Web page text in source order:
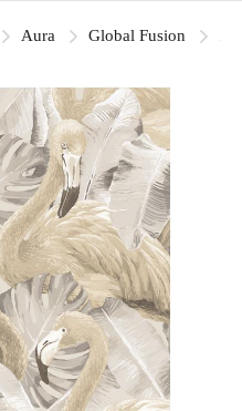
Aura Global Fusion